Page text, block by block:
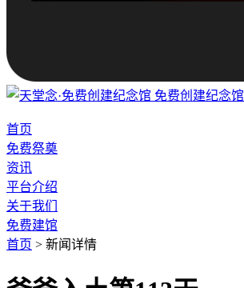
免费创建纪念馆
首页
免费祭奠
资讯
平台介绍
关于我们
免费建馆
首页 > 新闻详情